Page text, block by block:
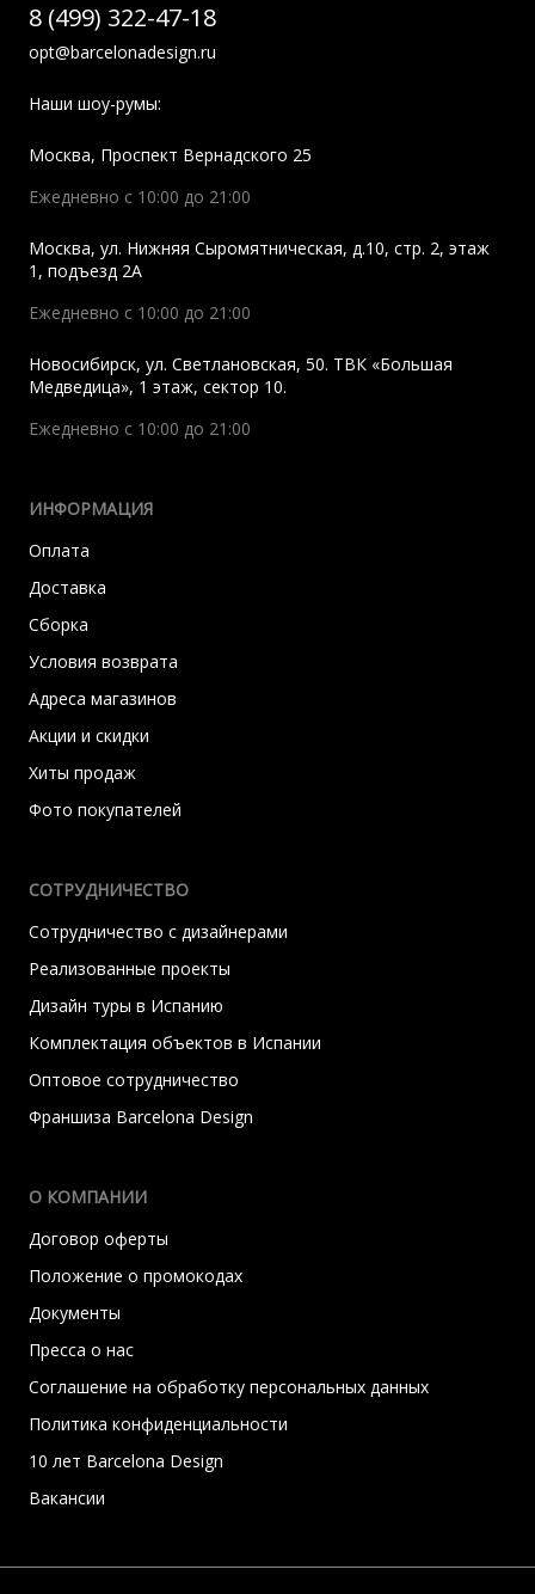
8 (499) 322-47-18
opt@barcelonadesign.ru
Наши шоу-румы:
Москва, Проспект Вернадского 25
Ежедневно с 10:00 до 21:00
Москва, ул. Нижняя Сыромятническая, д.10, стр. 2, этаж
1, подъезд 2A
Ежедневно с 10:00 до 21:00
Новосибирск, ул. Светлановская, 50. ТВК «Большая
Медведица», 1 этаж, сектор 10.
Ежедневно с 10:00 до 21:00
ИНФОРМАЦИЯ
Оплата
Доставка
Сборка
Условия возврата
Адреса магазинов
Акции и скидки
Хиты продаж
Фото покупателей
СОТРУДНИЧЕСТВО
Сотрудничество с дизайнерами
Реализованные проекты
Дизайн туры в Испанию
Комплектация объектов в Испании
Оптовое сотрудничество
Франшиза Barcelona Design
О КОМПАНИИ
Договор оферты
Положение о промокодах
Документы
Пресса о нас
Соглашение на обработку персональных данных
Политика конфиденциальности
10 лет Barcelona Design
Вакансии